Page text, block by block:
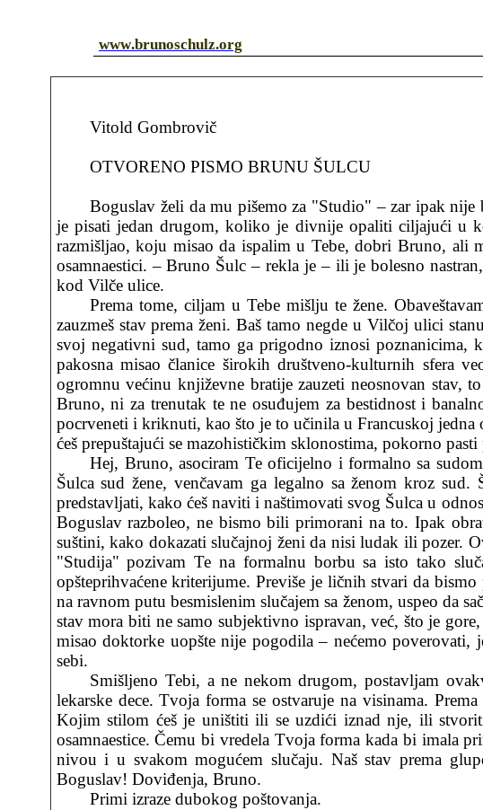
www.brunoschulz.org
Vitold Gombrovič
OTVORENO PISMO BRUNU ŠULCU
Boguslav želi da mu pišemo za "Studio" – zar ipak
je pisati jedan drugom, koliko je divnije opaliti ciljajući u
razmišljao, koju misao da ispalim u Tebe, dobri Bruno, ali
osamnaestici. – Bruno Šulc – rekla je – ili je bolesno
kod Vilče ulice.
Prema tome, ciljam u Tebe mišlju te žene.
zauzmeš stav prema ženi. Baš tamo negde u Vilčoj ulici
svoj negativni sud, tamo ga prigodno iznosi
pakosna misao članice širokih društveno-kulturnih sfera
ogromnu većinu književne bratije zauzeti neosnovan stav,
Bruno, ni za trenutak te ne osuđujem za bestidnost i
pocrveneti i kriknuti, kao što je to učinila u Francuskoj
ćeš prepuštajući se mazohističkim sklonostima, pokorno
Hej, Bruno, asociram Te oficijelno i formalno sa
Šulca sud žene, venčavam ga legalno sa ženom kroz
predstavljati, kako ćeš naviti i naštimovati svog Šulca u
Boguslav razboleo, ne bismo bili primorani na to. Ipak
suštini, kako dokazati slučajnoj ženi da nisi ludak ili pozer.
"Studija" pozivam Te na formalnu borbu sa isto tako
opšteprihvaćene kriterijume. Previše je ličnih stvari da
na ravnom putu besmislenim slučajem sa ženom, uspeo da
stav mora biti ne samo subjektivno ispravan, već, što je
misao doktorke uopšte nije pogodila – nećemo
sebi.
Smišljeno Tebi, a ne nekom drugom, postavljam
lekarske dece. Tvoja forma se ostvaruje na visinama.
Kojim stilom ćeš je uništiti ili se uzdići iznad nje, ili
osamnaestice. Čemu bi vredela Tvoja forma kada bi imala
nivou i u svakom mogućem slučaju. Naš stav prema
Boguslav! Doviđenja, Bruno.
Primi izraze dubokog poštovanja.